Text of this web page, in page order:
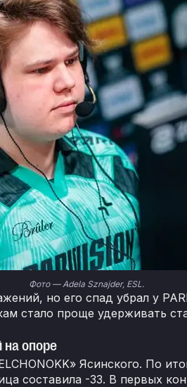
Фото — Adela Sznajder, ESL.
но его спад убрал у
стало проще удерживать
на опоре
Ясинского. По
составила -33. В первых